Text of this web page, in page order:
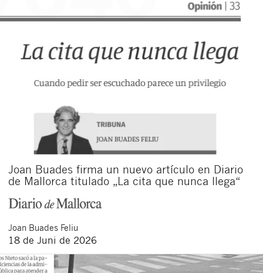
Joan Buades firma un nuevo artículo en Diario
de Mallorca titulado „La cita que nunca llega“
Joan Buades Feliu
18 de Juni de 2026